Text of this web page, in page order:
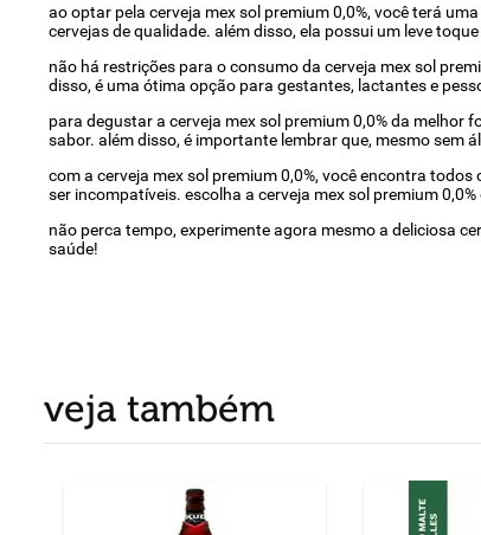
ao optar pela cerveja mex sol premium 0,0%, você terá
cervejas de qualidade. além disso, ela possui um leve
não há restrições para o consumo da cerveja mex sol
disso, é uma ótima opção para gestantes, lactantes e
para degustar a cerveja mex sol premium 0,0% da melhor
sabor. além disso, é importante lembrar que, mesmo sem
com a cerveja mex sol premium 0,0%, você encontra
ser incompatíveis. escolha a cerveja mex sol premium
não perca tempo, experimente agora mesmo a deliciosa
saúde!